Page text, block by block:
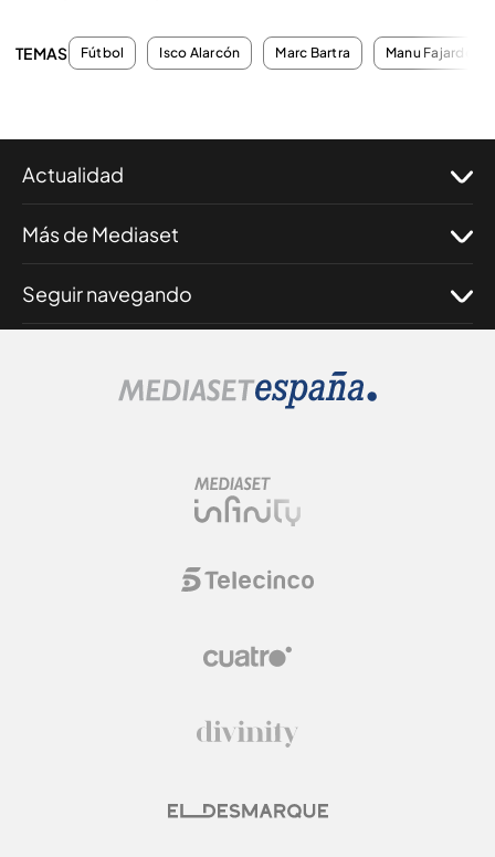
TEMAS Fútbol Isco Alarcón Marc Bartra Manu Fajardo
Actualidad
Más de Mediaset
Seguir navegando